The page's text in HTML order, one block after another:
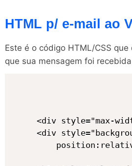
HTML p/ e-mail ao
Este é o código HTML/CSS
que sua mensagem foi
<div style="max-
<div